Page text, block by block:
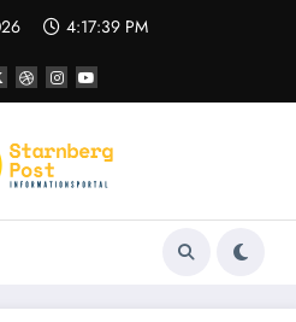
4:17:40 PM